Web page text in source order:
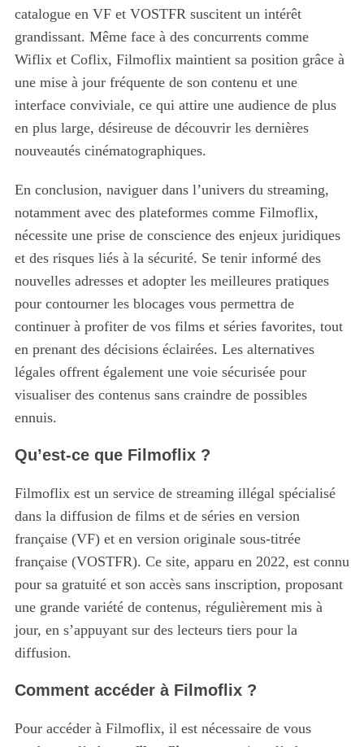
catalogue en VF et VOSTFR suscitent un intérêt
grandissant. Même face à des concurrents comme
Wiflix et Coflix, Filmoflix maintient sa position grâce à
une mise à jour fréquente de son contenu et une
interface conviviale, ce qui attire une audience de plus
en plus large, désireuse de découvrir les dernières
nouveautés cinématographiques.
En conclusion, naviguer dans l’univers du streaming,
notamment avec des plateformes comme Filmoflix,
nécessite une prise de conscience des enjeux juridiques
et des risques liés à la sécurité. Se tenir informé des
nouvelles adresses et adopter les meilleures pratiques
pour contourner les blocages vous permettra de
continuer à profiter de vos films et séries favorites, tout
en prenant des décisions éclairées. Les alternatives
légales offrent également une voie sécurisée pour
visualiser des contenus sans craindre de possibles
ennuis.
Qu’est-ce que Filmoflix ?
Filmoflix est un service de streaming illégal spécialisé
dans la diffusion de films et de séries en version
française (VF) et en version originale sous-titrée
française (VOSTFR). Ce site, apparu en 2022, est connu
pour sa gratuité et son accès sans inscription, proposant
une grande variété de contenus, régulièrement mis à
jour, en s’appuyant sur des lecteurs tiers pour la
diffusion.
Comment accéder à Filmoflix ?
Pour accéder à Filmoflix, il est nécessaire de vous
a
r
c
o
r